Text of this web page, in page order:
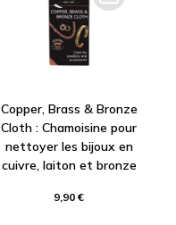
Copper, Brass & Bronze
Cloth : Chamoisine pour
nettoyer les bijoux en
cuivre, laiton et bronze
9,90 €